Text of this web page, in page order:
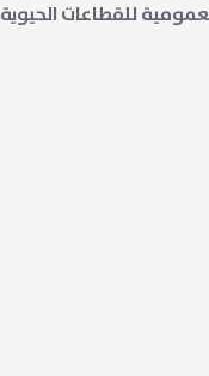
للقطاعات الحيوية